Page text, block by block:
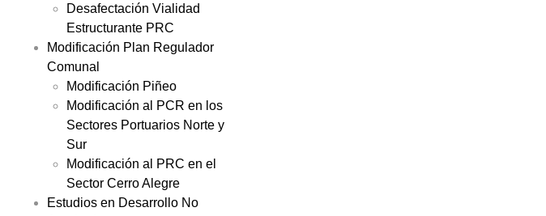
Desafectación Vialidad
Estructurante PRC
Modificación Plan Regulador
Comunal
Modificación Piñeo
Modificación al PCR en los
Sectores Portuarios Norte y
Sur
Modificación al PRC en el
Sector Cerro Alegre
Estudios en Desarrollo No